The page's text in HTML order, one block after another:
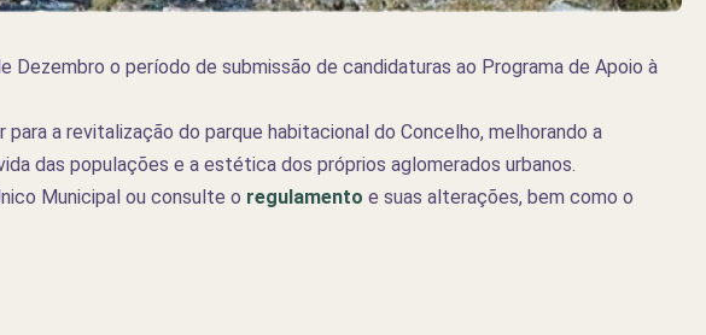
Dezembro o período de submissão de candidaturas ao Programa de Apoio à
a revitalização do parque habitacional do Concelho, melhorando a
das populações e a estética dos próprios aglomerados urbanos.
Municipal ou consulte o regulamento e suas alterações, bem como o